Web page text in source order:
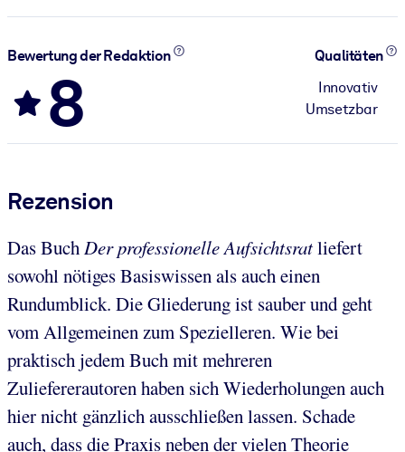
Bewertung der Redaktion
8
Qualitäten
Innovativ
Umsetzbar
Rezension
Das Buch Der professionelle Aufsichtsratliefert
sowohl nötiges Basiswissen als auch einen
Rundumblick. Die Gliederung ist sauber und geht
vom Allgemeinen zum Spezielleren. Wie bei
praktisch jedem Buch mit mehreren
Zuliefererautoren haben sich Wiederholungen auch
hier nicht gänzlich ausschließen lassen. Schade
auch, dass die Praxis neben der vielen Theorie